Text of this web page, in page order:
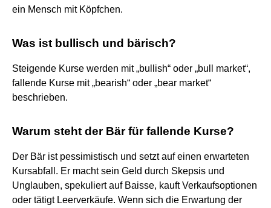
ein Mensch mit Köpfchen.
Was ist bullisch und bärisch?
Steigende Kurse werden mit „bullish“ oder „bull market“,
fallende Kurse mit „bearish“ oder „bear market“
beschrieben.
Warum steht der Bär für fallende Kurse?
Der Bär ist pessimistisch und setzt auf einen erwarteten
Kursabfall. Er macht sein Geld durch Skepsis und
Unglauben, spekuliert auf Baisse, kauft Verkaufsoptionen
oder tätigt Leerverkäufe. Wenn sich die Erwartung der